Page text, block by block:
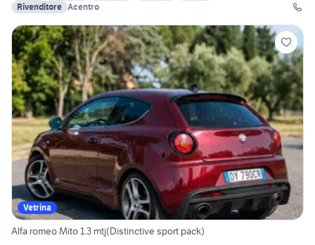
Rivenditore Acentro
Vetrina
Alfa romeo Mito 1.3 mtj(Distinctive sport pack)